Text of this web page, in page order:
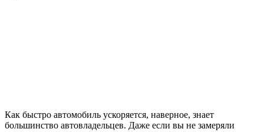
Как быстро автомобиль ускоряется, наверное, знает
большинство автовладельцев. Даже если вы не замеряли